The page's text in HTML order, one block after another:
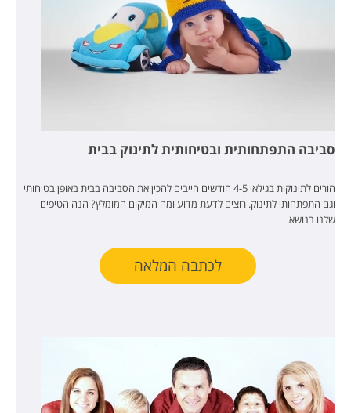
סביבה התפתחותית ובטיחותית לתינוק בבית
הורים לתינוקות בגילאי 4-5 חודשים חייבים להכין את הסביבה בבית באופן בטיחותי
וגם התפתחותי לתינוק. רוצים לדעת מדוע ומה המיקום המומלץ? הנה הטיפים
שלנו בנושא.
לכתבה המלאה